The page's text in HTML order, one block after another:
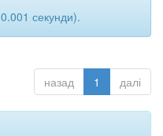
секунди).
назад 1 далі